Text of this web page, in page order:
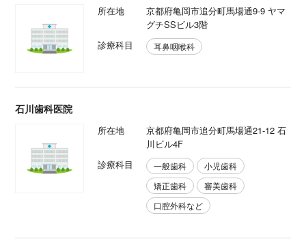
所在地
京都府亀岡市追分町馬場通9-9 ヤマ
グチSSビル3階
診療科目
耳鼻咽喉科
石川歯科医院
所在地
京都府亀岡市追分町馬場通21-12 石
川ビル4F
診療科目
一般歯科
小児歯科
矯正歯科
審美歯科
口腔外科など